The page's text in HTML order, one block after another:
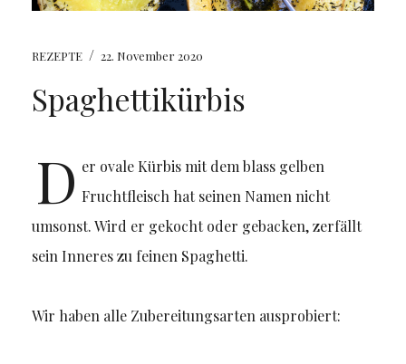
REZEPTE / 22. November 2020
Spaghettikürbis
D er ovale Kürbis mit dem blass gelben
Fruchtfleisch hat seinen Namen nicht
umsonst. Wird er gekocht oder gebacken, zerfällt
sein Inneres zu feinen Spaghetti.
Wir haben alle Zubereitungsarten ausprobiert: